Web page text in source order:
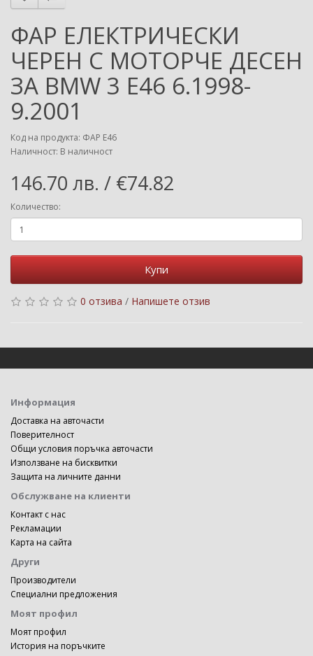
ФАР ЕЛЕКТРИЧЕСКИ
ЧЕРЕН С МОТОРЧЕ ДЕСЕН
ЗА BMW 3 E46 6.1998-
9.2001
Код на продукта: ФАР E46
Наличност: В наличност
146.70 лв. / €74.82
Количество:
Купи
0 отзива / Напишете отзив
Информация
Доставка на авточасти
Поверителност
Общи условия поръчка авточасти
Използване на бисквитки
Защита на личните данни
Обслужване на клиенти
Контакт с нас
Рекламации
Карта на сайта
Други
Производители
Специални предложения
Моят профил
Моят профил
История на поръчките